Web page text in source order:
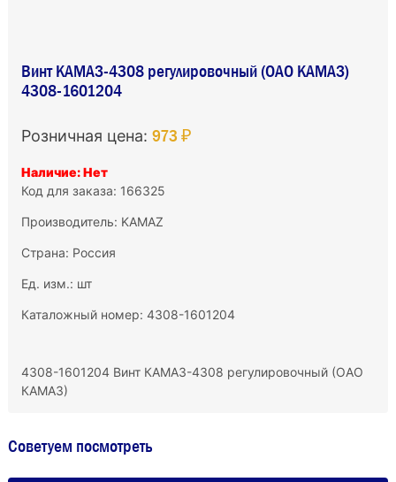
Винт КАМАЗ-4308 регулировочный (ОАО КАМАЗ)
4308-1601204
Розничная цена: 973 ₽
Наличие: Нет
Код для заказа: 166325
Производитель: KAMAZ
Страна: Россия
Ед. изм.: шт
Каталожный номер: 4308-1601204
4308-1601204 Винт КАМАЗ-4308 регулировочный (ОАО
КАМАЗ)
Советуем посмотреть